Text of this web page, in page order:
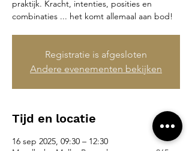
praktijk. Kracht, intenties, posities en
combinaties ... het komt allemaal aan bod!
Registratie is afgesloten
Andere evenementen bekijken
Tijd en locatie
16 sep 2025, 09:30 – 12:30
Merelbeke-Melle, Brusselsesteenweg 265,